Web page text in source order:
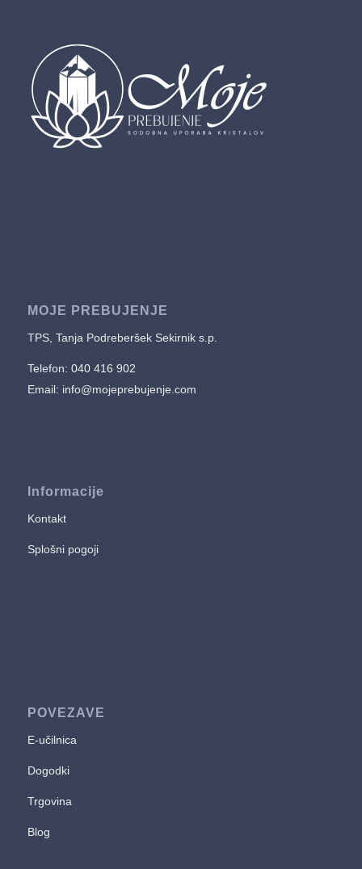
MOJE PREBUJENJE
TPS, Tanja Podreberšek Sekirnik s.p.
Telefon: 040 416 902
Email: info@mojeprebujenje.com
Informacije
Kontakt
Splošni pogoji
POVEZAVE
E-učilnica
Dogodki
Trgovina
Blog